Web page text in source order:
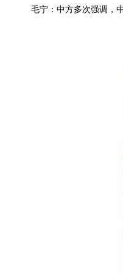
毛宁：中方多次强调，